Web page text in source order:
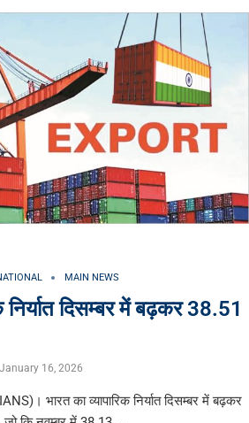
MAIN NEWS
निर्यात दिसम्बर में बढ़कर 38.51
January 16, 2026
भारत का व्यापारिक निर्यात दिसम्बर में बढ़कर